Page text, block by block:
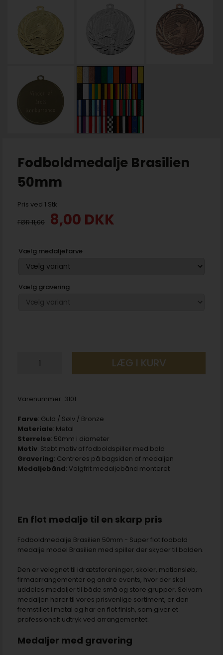
Fodboldmedalje Brasilien
50mm
Pris ved 1 Stk
11,00
8,00 DKK
Vælg medaljefarve
Vælg gravering
LÆG I KURV
Varenummer: 3101
Farve: Guld / Sølv / Bronze
Materiale: Metal
Størrelse: 50mm i diameter
Motiv: Støbt motiv af fodboldspiller med bold
Gravering: Centreres på bagsiden af medaljen
Medaljebånd: Valgfrit medaljebånd monteret
En flot medalje til en skarp pris
Fodboldmedalje Brasilien 50mm - Super flot fodbold
medalje model Brasilien med spiller der skyder til bolden.
Den er velegnet til idrætsforeninger, skoler, motionsløb,
firmaarrangementer og andre events, hvor der skal
uddeles medaljer til både små og store grupper. Selvom
medaljen hører til vores prisvenlige sortiment, er den
fremstillet i metal og har en flot finish, som giver et
professionelt udtryk ved arrangementet.
Medaljer med gravering